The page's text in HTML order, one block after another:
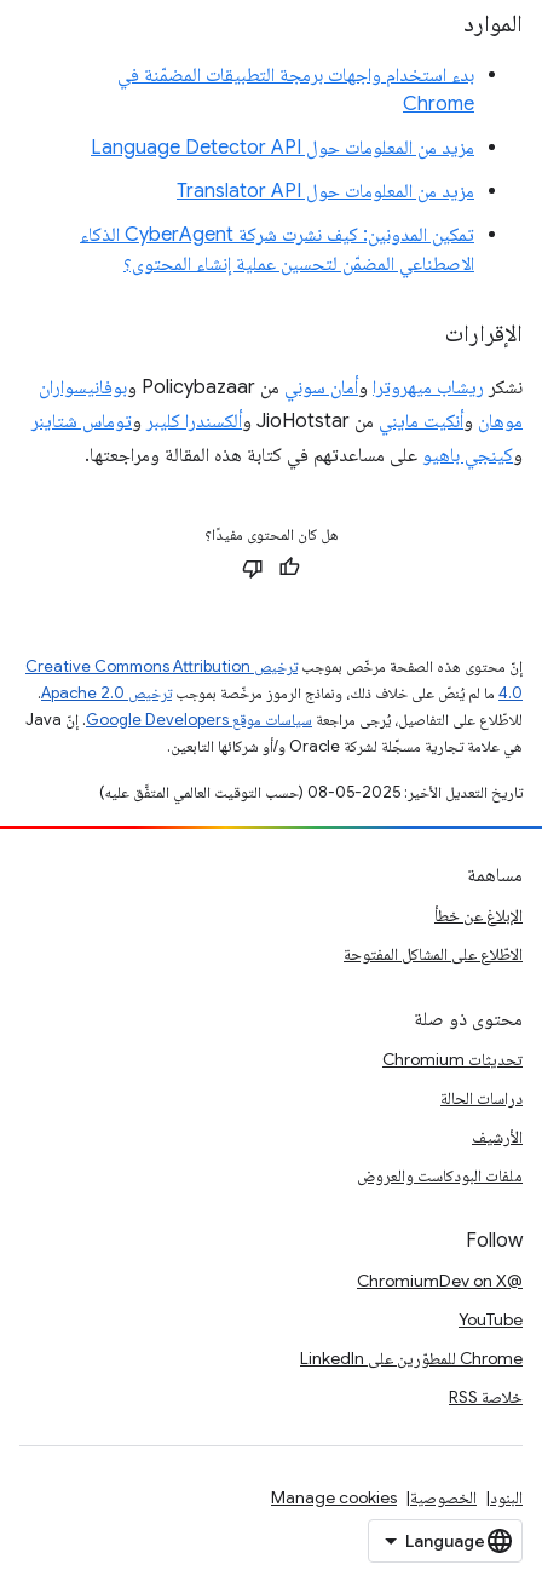
الموارد
بدء استخدام واجهات برمجة التطبيقات المضمّنة في
Chrome
مزيد من المعلومات حول Language Detector API
مزيد من المعلومات حول Translator API
تمكين المدونين: كيف نشرت شركة CyberAgent الذكاء
الاصطناعي المضمّن لتحسين عملية إنشاء المحتوى؟
الإقرارات
نشكر ريشاب ميهروترا وأمان سوني من Policybazaar و
بوفانيسواران
موهان وأنكيت مايني من JioHotstar و ألكسندرا كليبر وتوماس شتاينر
وكينجي باهيو على مساعدتهم في كتابة هذه المقالة ومراجعتها.
هل كان المحتوى مفيدًا؟
إنّ محتوى هذه الصفحة مرخّص بموجب
ترخيص Creative Commons Attribution
4.0‏ ما لم يُنصّ على خلاف ذلك، ونماذج الرموز مرخّصة بموجبترخيص Apache 2.0‏
.
للاطّلاع على التفاصيل، يُرجى مراجعة سياسات موقع Google Developers‏
. إنّ Java
هي علامة تجارية مسجَّلة لشركة Oracle و/أو شركائها التابعين.
تاريخ التعديل الأخير: 2025-05-08 (حسب التوقيت العالمي المتفَّق عليه)
مساهمة
الإبلاغ عن خطأ
الاطّلاع على المشاكل المفتوحة
محتوى ذو صلة
تحديثات Chromium
دراسات الحالة
الأرشيف
ملفات البودكاست والعروض
Follow
@ChromiumDev on X
YouTube
Chrome للمطوّرين على LinkedIn
خلاصة RSS
البنود الخصوصية Manage cookies